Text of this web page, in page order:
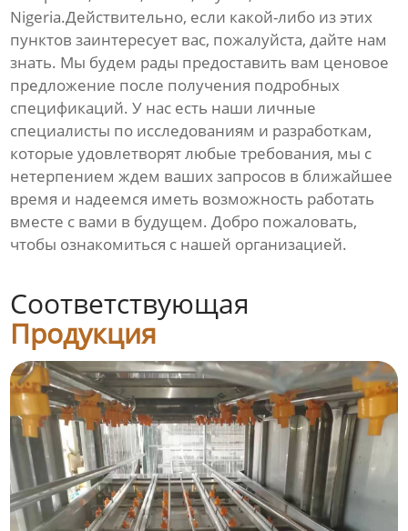
Nigeria.Действительно, если какой-либо из этих
пунктов заинтересует вас, пожалуйста, дайте нам
знать. Мы будем рады предоставить вам ценовое
предложение после получения подробных
спецификаций. У нас есть наши личные
специалисты по исследованиям и разработкам,
которые удовлетворят любые требования, мы с
нетерпением ждем ваших запросов в ближайшее
время и надеемся иметь возможность работать
вместе с вами в будущем. Добро пожаловать,
чтобы ознакомиться с нашей организацией.
Соответствующая
Продукция